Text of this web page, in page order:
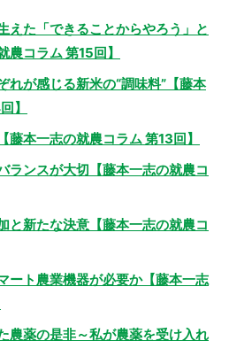
えた「できることからやろう」と
コラム 第15回】
れが感じる新米の“調味料”【藤本
】
藤本一志の就農コラム 第13回】
ランスが大切【藤本一志の就農コ
と新たな決意【藤本一志の就農コ
ート農業機器が必要か【藤本一志
農薬の是非～私が農薬を受け入れ